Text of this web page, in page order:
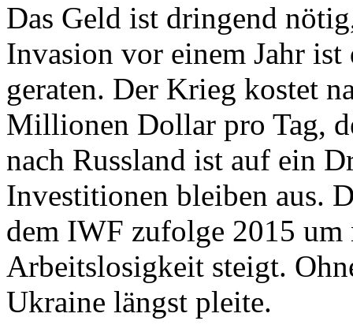
Das Geld ist dringend
Invasion vor einem Jahr
geraten. Der Krieg kostet
Millionen Dollar pro Tag,
nach Russland ist auf ein
Investitionen bleiben aus.
dem IWF zufolge 2015 um
Arbeitslosigkeit steigt.
Ukraine längst pleite.